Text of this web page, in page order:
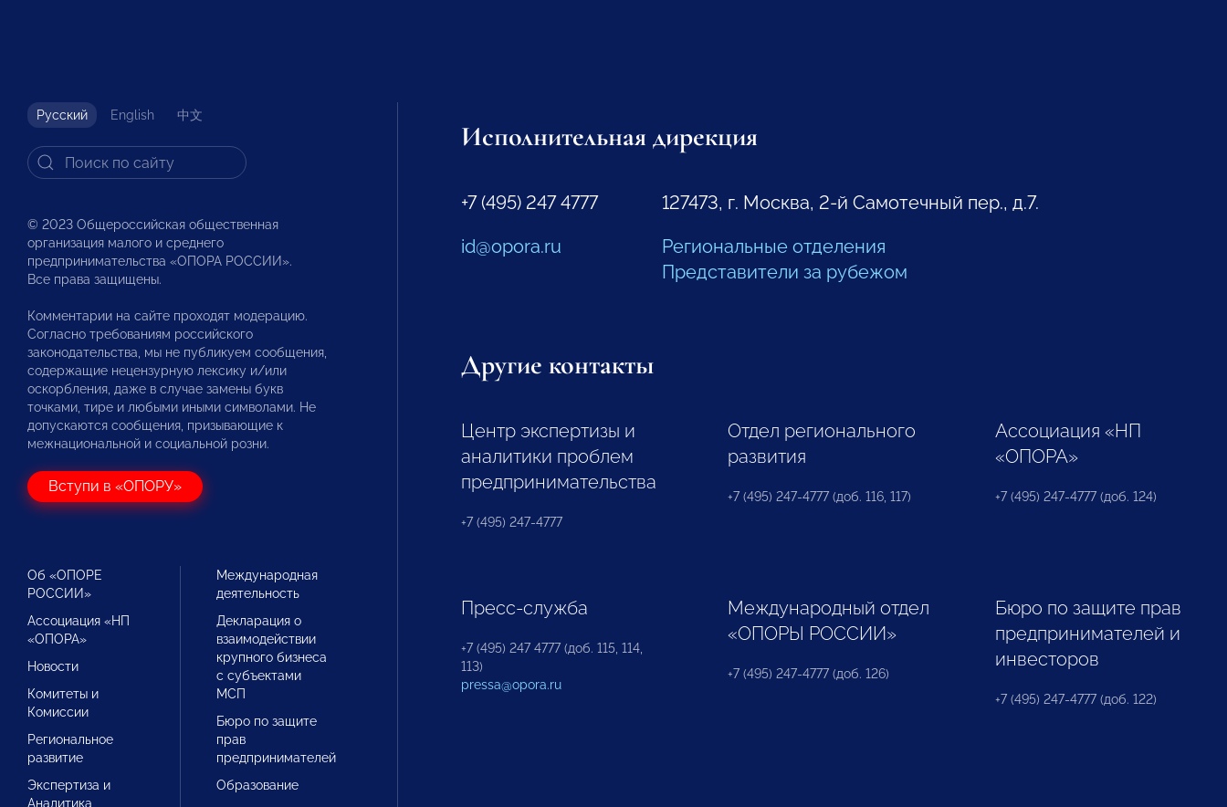
Русский English 中文
© 2023 Общероссийская общественная
организация малого и среднего
предпринимательства «ОПОРА РОССИИ».
Все права защищены.
Комментарии на сайте проходят модерацию.
Согласно требованиям российского
законодательства, мы не публикуем сообщения,
содержащие нецензурную лексику и/или
оскорбления, даже в случае замены букв
точками, тире и любыми иными символами. Не
допускаются сообщения, призывающие к
межнациональной и социальной розни.
Вступи в «ОПОРУ»
Об «ОПОРЕ
РОССИИ»
Ассоциация «НП
«ОПОРА»
Новости
Комитеты и
Комиссии
Региональное
развитие
Экспертиза и
Аналитика
Международная
деятельность
Декларация о
взаимодействии
крупного бизнеса
с субъектами
МСП
Бюро по защите
прав
предпринимателей
Образование
Исполнительная дирекция
+7 (495) 247 4777
id@opora.ru
127473, г. Москва, 2-й Самотечный пер., д.7.
Региональные отделения
Представители за рубежом
Другие контакты
Центр экспертизы и
аналитики проблем
предпринимательства
+7 (495) 247-4777
Отдел регионального
развития
+7 (495) 247-4777 (доб. 116, 117)
Ассоциация «НП
«ОПОРА»
+7 (495) 247-4777 (доб. 124)
Пресс-служба
+7 (495) 247 4777 (доб. 115, 114,
113)
pressa@opora.ru
Международный отдел
«ОПОРЫ РОССИИ»
+7 (495) 247-4777 (доб. 126)
Бюро по защите прав
предпринимателей и
инвесторов
+7 (495) 247-4777 (доб. 122)